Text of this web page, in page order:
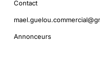
Contact
Annonceurs